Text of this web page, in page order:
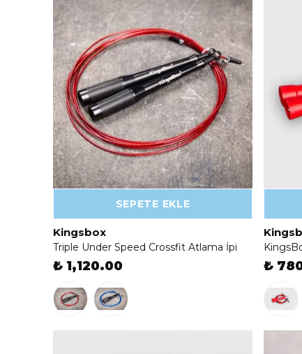
SEPETE EKLE
Kingsbox
Triple Under Speed Crossfit Atlama İpi
₺ 1,120.00 ₺